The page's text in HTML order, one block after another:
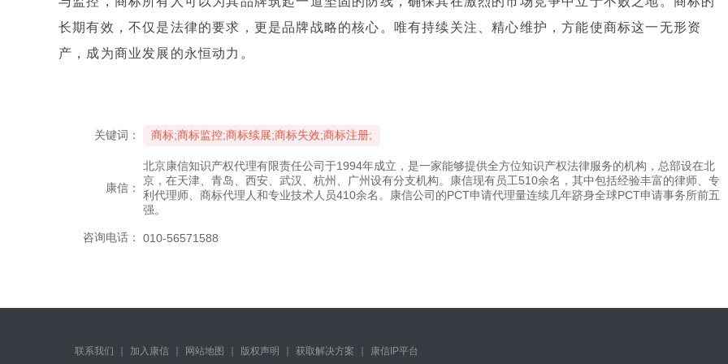
长期有效，不仅是法律的要求，更是品牌战略的核心。唯有持续关注、精心维护，方能使商标这一无形资
产，成为商业发展的永恒动力。
关键词： 商标;商标监控;商标续展;商标失效;商标注册;
康信：
北京康信知识产权代理有限责任公司于1994年成立，是一家能够提供全方位知识产权法律服务的机构，总部设在北
京，在天津、青岛、西安、武汉、杭州、广州设有分支机构。康信现有员工510余名，其中包括经验丰富的律师、专
利代理师、商标代理人和专业技术人员410余名。康信公司的PCT申请代理量连续几年跻身全球PCT申请事务所前五
强。
咨询电话： 010-56571588
联系我们 加入康信 网站地图 版权声明 获取解决方案 康信IP平台